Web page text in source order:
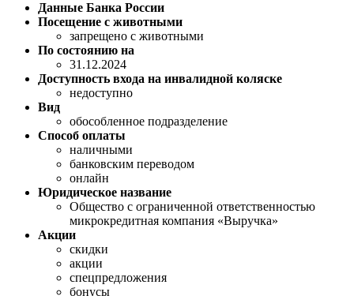
Данные Банка России
Посещение с животными
запрещено с животными
По состоянию на
31.12.2024
Доступность входа на инвалидной коляске
недоступно
Вид
обособленное подразделение
Способ оплаты
наличными
банковским переводом
онлайн
Юридическое название
Общество с ограниченной ответственностью
микрокредитная компания «Выручка»
Акции
скидки
акции
спецпредложения
бонусы